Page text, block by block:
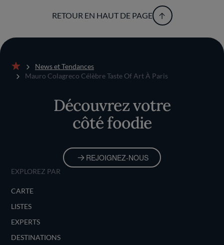
RETOUR EN HAUT DE PAGE
Accueil
News et Tendances
Mauro Colagreco Célèbre Taste Of Art À Paris
Découvrez votre
côté foodie
REJOIGNEZ-NOUS
EXPLOREZ PAR
CARTE
LISTES
EXPERTS
DESTINATIONS